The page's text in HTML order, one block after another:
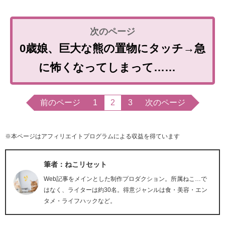
0歳娘、巨大な熊の置物にタッチ→急
に怖くなってしまって……
前のページ 1 2 3 次のページ
※本ページはアフィリエイトプログラムによる収益を得ています
筆者：ねこリセット
Web記事をメインとした制作プロダクション。所属ねこ…で
はなく、ライターは約30名。得意ジャンルは食・美容・エン
タメ・ライフハックなど。